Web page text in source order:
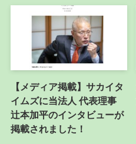
【メディア掲載】サカイタ
イムズに当法人 代表理事
辻本加平のインタビューが
掲載されました！